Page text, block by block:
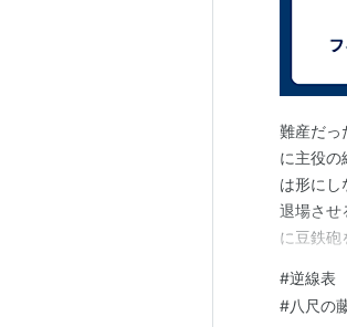
難産だっ
に主役の
は形にし
退場させ
に豆鉄砲
指揮した
引き鉄
#逆線表
#八尺の